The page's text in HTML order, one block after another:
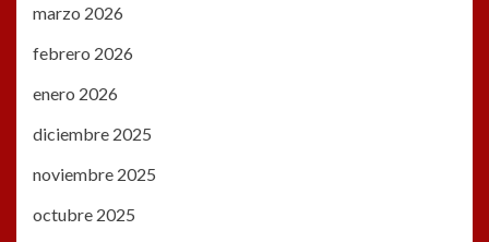
marzo 2026
febrero 2026
enero 2026
diciembre 2025
noviembre 2025
octubre 2025